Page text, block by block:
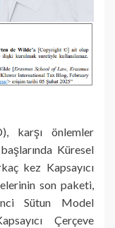
karşı önlemler
Küresel
kez Kapsayıcı
son paketi,
Sütun Model
Çerçeve